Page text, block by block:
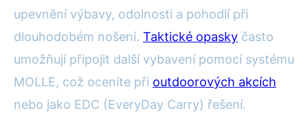
upevnění výbavy, odolnosti a pohodlí při
dlouhodobém nošení. Taktické opasky často
umožňují připojit další vybavení pomocí systému
MOLLE, což oceníte při outdoorových akcích
nebo jako EDC (EveryDay Carry) řešení.